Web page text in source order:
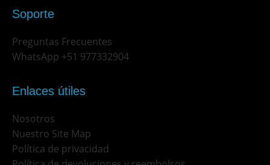
Soporte
Preguntas Frecuentes
WhatsApp +51 977332904
Enlaces útiles
Nosotros
Nuestro Site Map
Política de privacidad